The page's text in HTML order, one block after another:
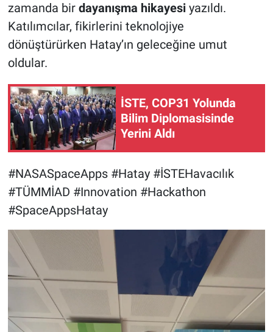
zamanda bir dayanışma hikayesiyazıldı.
Katılımcılar, fikirlerini teknolojiye
dönüştürürken Hatay’ın geleceğine umut
oldular.
İSTE, COP31 Yolunda
Bilim Diplomasisinde
Yerini Aldı
#NASASpaceApps #Hatay #İSTEHavacılık
#TÜMMİAD #Innovation #Hackathon
#SpaceAppsHatay